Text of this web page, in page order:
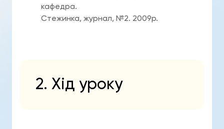
кафедра.
Стежинка, журнал, №2. 2009р.
2. Хід уроку